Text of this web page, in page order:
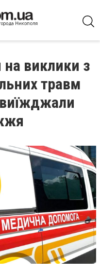
на виклики з
травм
виїжджали